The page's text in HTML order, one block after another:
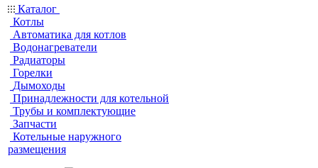
Каталог
Котлы
Автоматика для котлов
Водонагреватели
Радиаторы
Горелки
Дымоходы
Принадлежности для котельной
Трубы и комплектующие
Запчасти
Котельные наружного
размещения